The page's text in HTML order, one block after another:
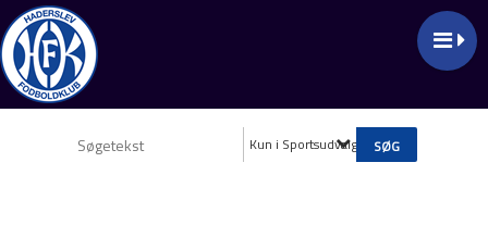
Kun i Sportsudvalget